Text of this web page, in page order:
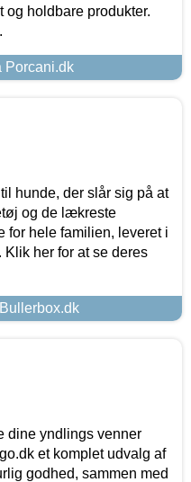
holdbare produkter.
Porcani.dk
hunde, der slår sig på at
og de lækreste
for hele familien, leveret i
Klik her for at se deres
dine yndlings venner
et komplet udvalg af
godhed, sammen med